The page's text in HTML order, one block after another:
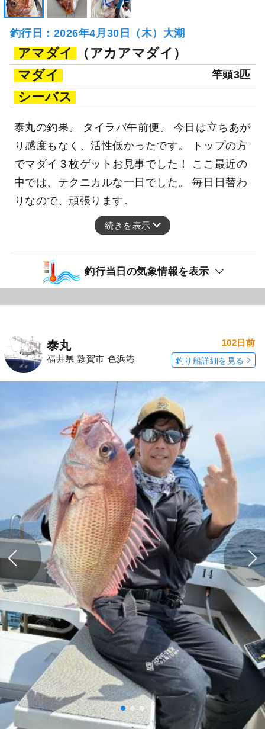
釣行日：2026年4月30日（木）大潮
アマダイ
（アカアマダイ）
マダイ
竿頭3匹
シーバス
泰丸の釣果。 タイラバ午前便。 今日は立ちあが
り感度もなく、活性低かったです。 トップの方
でマダイ３枚ゲットお見事でした！ ここ最近の
中では、テクニカルな一日でした。 毎日日替わ
りなので、頑張ります。
続きを表示
釣行当日の気象情報を表示
泰丸
福井県 敦賀市 色浜港
102日前
釣り船詳細を見る